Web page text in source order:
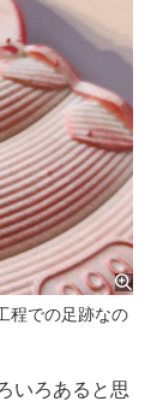
程での足跡なの
いろあると思